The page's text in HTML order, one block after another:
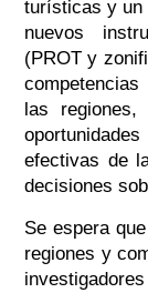
turísticas y un
nuevos
(PROT y
las
efectivas de
decisiones
Se espera
regiones y